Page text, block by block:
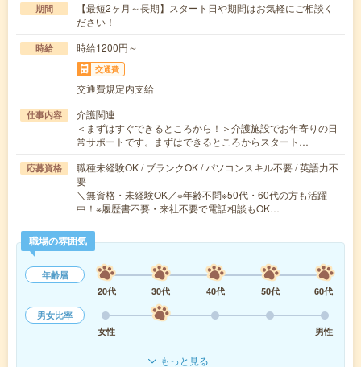
期間
【最短2ヶ月～長期】スタート日や期間はお気軽にご相談く
ださい！
時給 時給1200円～
交通費
交通費規定内支給
仕事内容
介護関連
＜まずはすぐできるところから！＞介護施設でお年寄りの日
常サポートです。まずはできるところからスタート…
応募資格
職種未経験OK / ブランクOK / パソコンスキル不要 / 英語力不
要
＼無資格・未経験OK／※年齢不問※50代・60代の方も活躍
中！※履歴書不要・来社不要で電話相談もOK…
職場の雰囲気
年齢層
20代
30代 40代 50代
60代
男女比率
女性
男性
もっと見る